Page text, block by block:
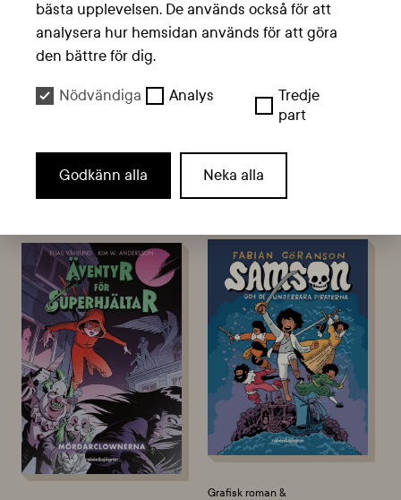
Vänskap & Kärlek, Äventyr,
Grafisk roman &
bästa upplevelsen. De används också för att
analysera hur hemsidan används för att göra
den bättre för dig.
Nödvändiga Analys
Tredje
part
Godkänn alla Neka alla